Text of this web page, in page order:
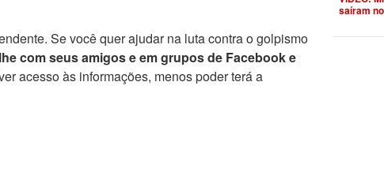
Se você quer ajudar na luta contra o golpismo
com seus amigos e em grupos de Facebook e
acesso às informações, menos poder terá a
saíram